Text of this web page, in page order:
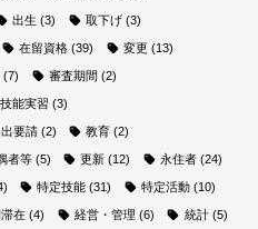
出生 (3) 取下げ(3)
在留資格 (39) 変更 (13)
(7) 審査期間 (2)
技能実習 (3)
要請(2) 教育 (2)
者等(5) 更新 (12) 永住者(24)
特定技能 (31) 特定活動(10)
在 (4) 経営・管理 (6) 統計(5)